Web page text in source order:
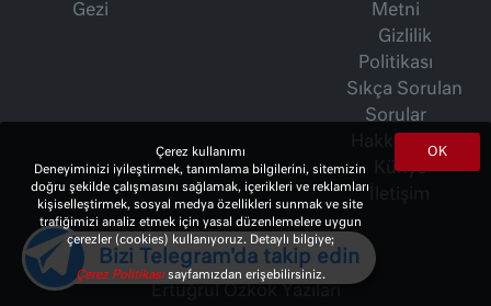
Gezi
Metni
Gizlilik
Politikası
Sıkça Sorulan
Sorular
Hakkımızda
Künye
İsmet Berkan Yazıları
OK
Çerez kullanımı
Deneyiminizi iyileştirmek, tanımlama bilgilerini, sitemizin
doğru şekilde çalışmasını sağlamak, içerikleri ve reklamları
kişiselleştirmek, sosyal medya özellikleri sunmak ve site
trafiğimizi analiz etmek için yasal düzenlemelere uygun
çerezler (cookies) kullanıyoruz. Detaylı bilgiye;
Çerez Politikasısayfamızdan erişebilirsiniz.
Bizi Telegram'da takip edin